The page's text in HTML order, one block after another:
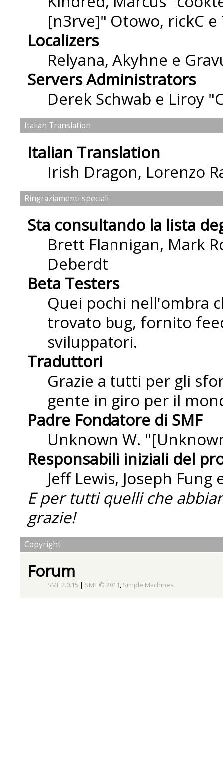
[n3rve]" Otowo, rickC e
Localizers
Relyana, Akyhne e
Servers Administrators
Derek Schwab e Liroy
Italian Translation
Italian Translation
Irish Dragon, Lorenzo
Ringraziamenti speciali
Sta consultando la lista
Brett Flannigan, Mark
Deberdt
Beta Testers
Quei pochi nell'ombra
trovato bug, fornito
sviluppatori.
Traduttori
Grazie a tutti per gli
gente in giro per il
Padre Fondatore di SMF
Unknown W.
Responsabili iniziali del
Jeff Lewis, Joseph
E per tutti quelli che
grazie!
Copyright
Forum
SMF 2.0.15 | SMF © 2011, Simple Machines